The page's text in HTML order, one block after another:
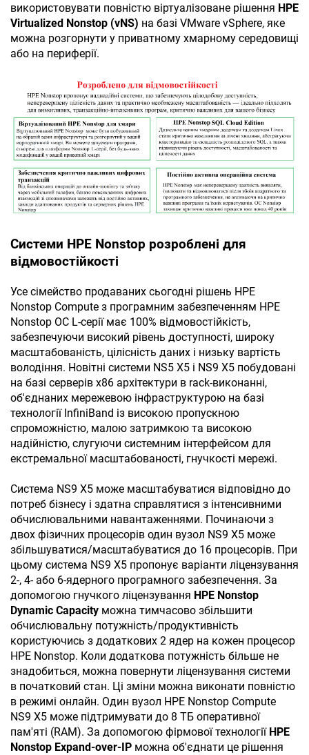
використовувати повністю віртуалізоване рішення HPE
Virtualized Nonstop (vNS) на базі VMware vSphere, яке
можна розгорнути у приватному хмарному середовищі
або на периферії.
Системи HPE Nonstop розроблені для
відмовостійкості
Усе сімейство продаваних сьогодні рішень HPE
Nonstop Compute з програмним забезпеченням HPE
Nonstop ОС L-серії має 100% відмовостійкість,
забезпечуючи високий рівень доступності, широку
масштабованість, цілісність даних і низьку вартість
володіння. Новітні системи NS5 X5 і NS9 X5 побудовані
на базі серверів х86 архітектури в rack-виконанні,
об'єднаних мережевою інфраструктурою на базі
технології InfiniBand із високою пропускною
спроможністю, малою затримкою та високою
надійністю, слугуючи системним інтерфейсом для
екстремальної масштабованості, гнучкості мережі.
Система NS9 X5 може масштабуватися відповідно до
потреб бізнесу і здатна справлятися з інтенсивними
обчислювальними навантаженнями. Починаючи з
двох фізичних процесорів один вузол NS9 X5 може
збільшуватися/масштабуватися до 16 процесорів. При
цьому система NS9 X5 пропонує варіанти ліцензування
2-, 4- або 6-ядерного програмного забезпечення. За
допомогою гнучкого ліцензування HPE Nonstop
Dynamic Capacity можна тимчасово збільшити
обчислювальну потужність/продуктивність
користуючись з додаткових 2 ядер на кожен процесор
HPE Nonstop. Коли додаткова потужність більше не
знадобиться, можна повернути ліцензування системи
в початковий стан. Ці зміни можна виконати повністю
в режимі онлайн. Один вузол HPE Nonstop Compute
NS9 X5 може підтримувати до 8 ТБ оперативної
пам'яті (RAM). За допомогою фірмової технології HPE
Nonstop Expand-over-IP можна об'єднати це рішення